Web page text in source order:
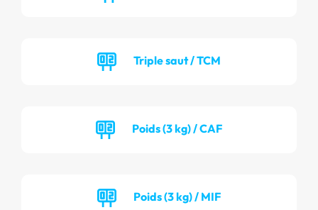
Triple saut / TCM
Poids (3 kg) / CAF
Poids (3 kg) / MIF